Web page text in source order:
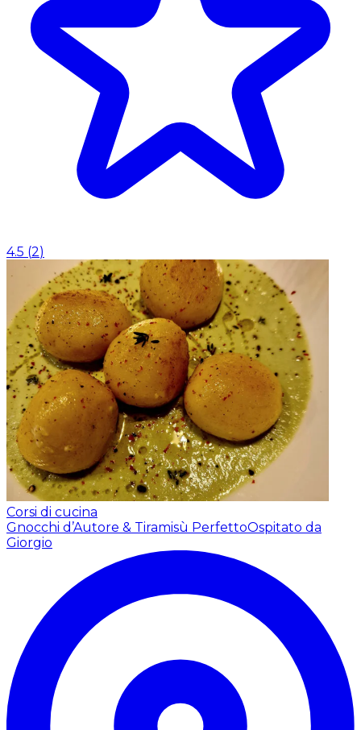
4.5 (2)
Corsi di cucina
Gnocchi d’Autore & Tiramisù PerfettoOspitato da
Giorgio